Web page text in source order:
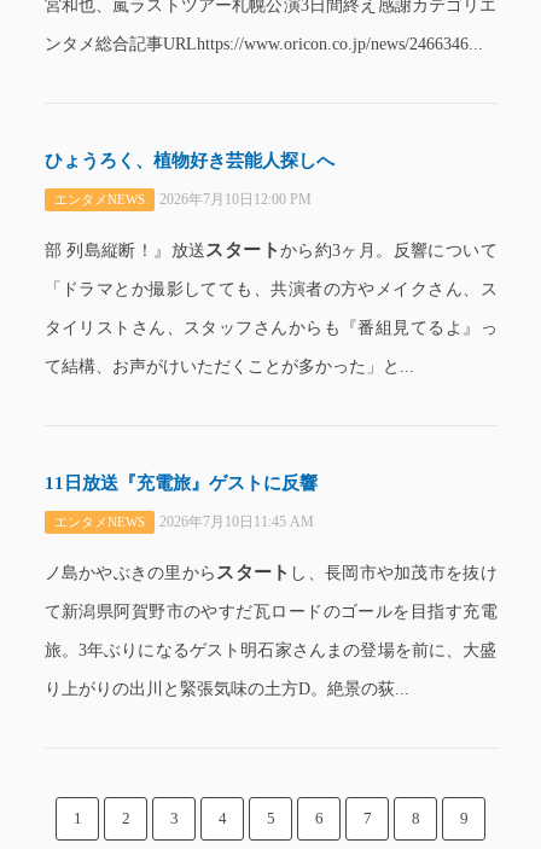
宮和也、嵐ラストツアー札幌公演3日間終え感謝カテゴリエ
ンタメ総合記事URLhttps://www.oricon.co.jp/news/2466346...
ひょうろく、植物好き芸能人探しへ
エンタメNEWS 2026年7月10日12:00 PM
部 列島縦断！』放送 スタート から約3ヶ月。反響について
「ドラマとか撮影してても、共演者の方やメイクさん、ス
タイリストさん、スタッフさんからも『番組見てるよ』っ
て結構、お声がけいただくことが多かった」と...
11日放送『充電旅』ゲストに反響
エンタメNEWS 2026年7月10日11:45 AM
ノ島かやぶきの里から スタート し、長岡市や加茂市を抜け
て新潟県阿賀野市のやすだ瓦ロードのゴールを目指す充電
旅。3年ぶりになるゲスト明石家さんまの登場を前に、大盛
り上がりの出川と緊張気味の土方D。絶景の荻...
1 2 3 4 5 6 7 8 9